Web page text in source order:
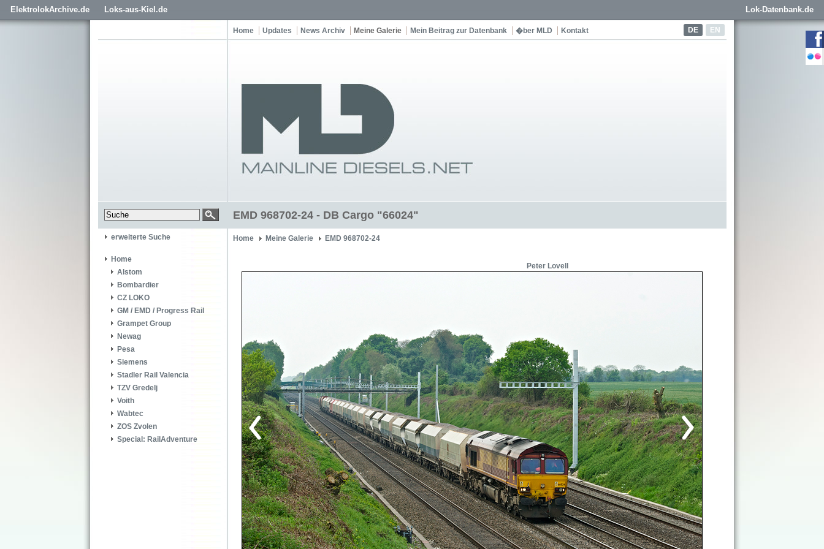
ElektrolokArchive.de Loks-aus-Kiel.de Lok-Datenbank.de
DE EN
Home Updates News Archiv Meine Galerie Mein Beitrag zur Datenbank �ber MLD Kontakt
EMD 968702-24 - DB Cargo "66024"
erweiterte Suche
Home
Alstom
Bombardier
CZ LOKO
GM / EMD / Progress Rail
Grampet Group
Newag
Pesa
Siemens
Stadler Rail Valencia
TZV Gredelj
Voith
Wabtec
ZOS Zvolen
Special: RailAdventure
Home Meine Galerie EMD 968702-24
Peter Lovell